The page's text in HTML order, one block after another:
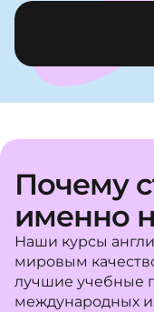
Почему
именно
Наши курсы
мировым
лучшие учебные
международных